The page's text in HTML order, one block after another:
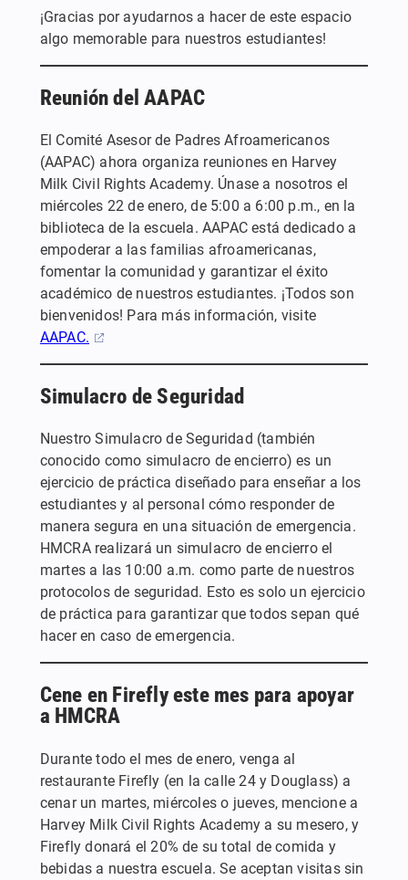
¡Gracias por ayudarnos a hacer de este espacio
algo memorable para nuestros estudiantes!
Reunión del AAPAC
El Comité Asesor de Padres Afroamericanos
(AAPAC) ahora organiza reuniones en Harvey
Milk Civil Rights Academy. Únase a nosotros el
miércoles 22 de enero, de 5:00 a 6:00 p.m., en la
biblioteca de la escuela. AAPAC está dedicado a
empoderar a las familias afroamericanas,
fomentar la comunidad y garantizar el éxito
académico de nuestros estudiantes. ¡Todos son
bienvenidos! Para más información, visite
AAPAC.
Simulacro de Seguridad
Nuestro Simulacro de Seguridad (también
conocido como simulacro de encierro) es un
ejercicio de práctica diseñado para enseñar a los
estudiantes y al personal cómo responder de
manera segura en una situación de emergencia.
HMCRA realizará un simulacro de encierro el
martes a las 10:00 a.m. como parte de nuestros
protocolos de seguridad. Esto es solo un ejercicio
de práctica para garantizar que todos sepan qué
hacer en caso de emergencia.
Cene en Firefly este mes para apoyar
a HMCRA
Durante todo el mes de enero, venga al
restaurante Firefly (en la calle 24 y Douglass) a
cenar un martes, miércoles o jueves, mencione a
Harvey Milk Civil Rights Academy a su mesero, y
Firefly donará el 20% de su total de comida y
bebidas a nuestra escuela. Se aceptan visitas sin